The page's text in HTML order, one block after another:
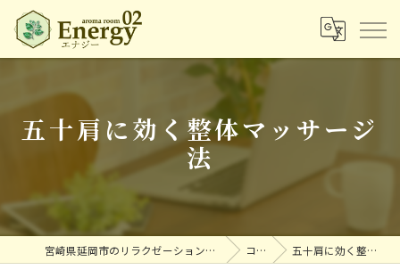
五十肩に効く整体マッサージ
法
宮崎県延岡市のリラクゼーションならアロマルームエナジー コラム 五十肩に効く整体マッサージ法